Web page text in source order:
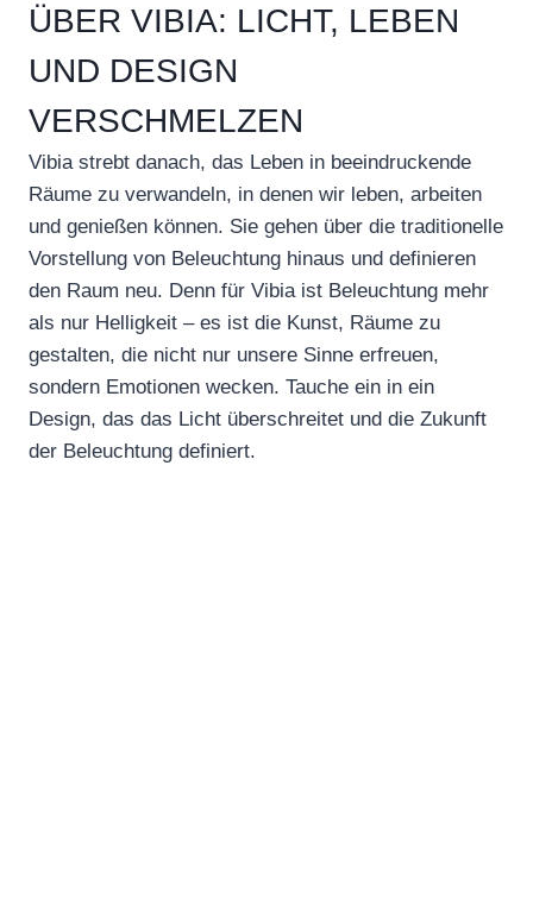
ÜBER VIBIA: LICHT, LEBEN
UND DESIGN
VERSCHMELZEN
Vibia strebt danach, das Leben in beeindruckende
Räume zu verwandeln, in denen wir leben, arbeiten
und genießen können. Sie gehen über die traditionelle
Vorstellung von Beleuchtung hinaus und definieren
den Raum neu. Denn für Vibia ist Beleuchtung mehr
als nur Helligkeit – es ist die Kunst, Räume zu
gestalten, die nicht nur unsere Sinne erfreuen,
sondern Emotionen wecken. Tauche ein in ein
Design, das das Licht überschreitet und die Zukunft
der Beleuchtung definiert.